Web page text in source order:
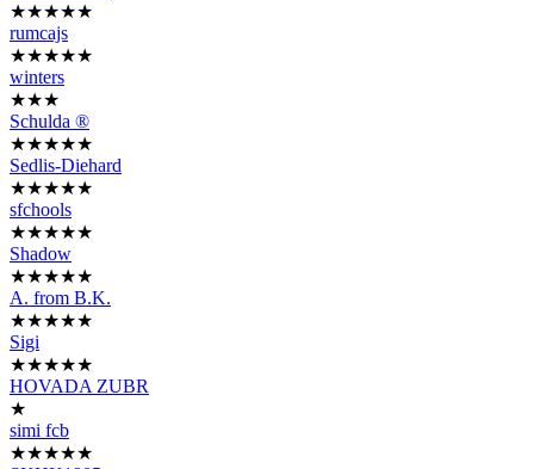
★★★★★
rumcajs
★★★★★
winters
★★★
Schulda ®
★★★★★
Sedlis-Diehard
★★★★★
sfchools
★★★★★
Shadow
★★★★★
A. from B.K.
★★★★★
Sigi
★★★★★
HOVADA ZUBR
★
simi fcb
★★★★★